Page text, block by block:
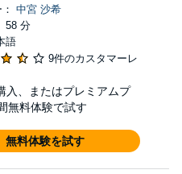
中宮 沙希
58 分
語
9件のカスタマーレ
入、またはプレミアムプ
無料体験で試す
無料体験を試す